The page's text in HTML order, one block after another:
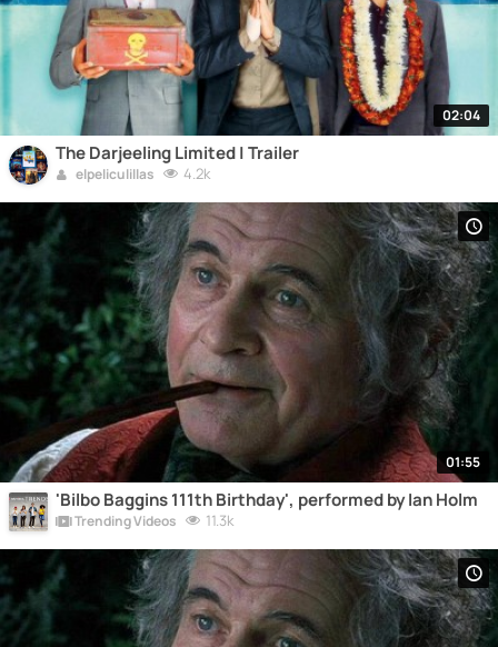
02:04
The Darjeeling Limited | Trailer
elpeliculillas 4.2k
01:55
'Bilbo Baggins 111th Birthday', performed by Ian Holm
Trending Videos 11.3k